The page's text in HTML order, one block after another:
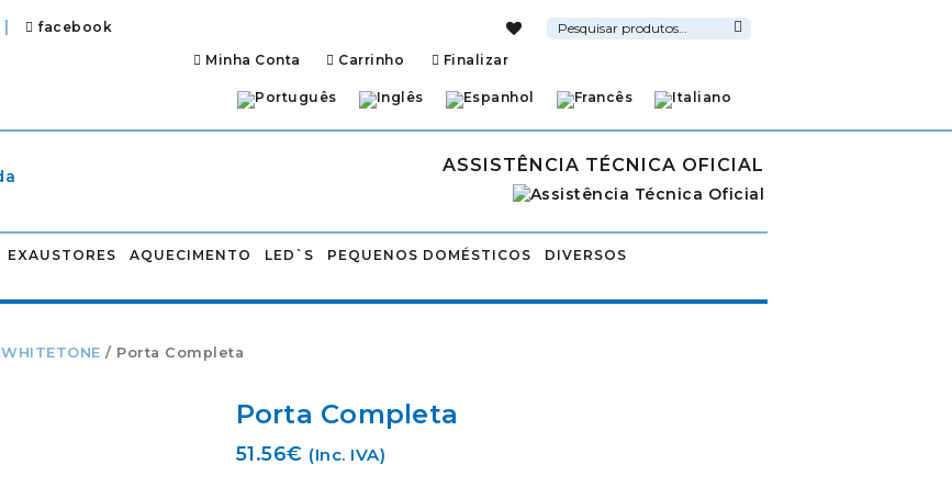
| facebook
Pesquisar
por:
Minha Conta Carrinho Finalizar
ASSISTÊNCIA TÉCNICA OFICIAL
EXAUSTORES AQUECIMENTO LED`S PEQUENOS DOMÉSTICOS
DIVERSOS
WHITETONE / Porta Completa
Porta Completa
51.56€ (Inc. IVA)